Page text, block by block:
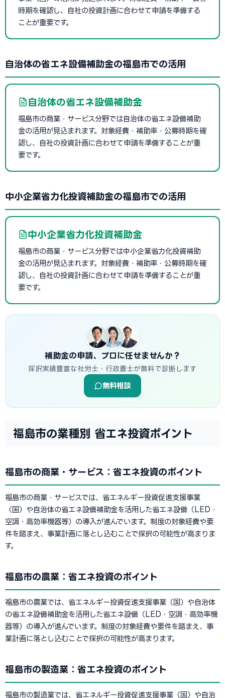
時期を確認し、自社の投資計画に合わせて申請を準備する
ことが重要です。
自治体の省エネ設備補助金の福島市での活用
自治体の省エネ設備補助金
福島市の商業・サービス分野では自治体の省エネ設備補助
金の活用が見込まれます。対象経費・補助率・公募時期を確
認し、自社の投資計画に合わせて申請を準備することが重
要です。
中小企業省力化投資補助金の福島市での活用
中小企業省力化投資補助金
福島市の商業・サービス分野では中小企業省力化投資補助
金の活用が見込まれます。対象経費・補助率・公募時期を確
認し、自社の投資計画に合わせて申請を準備することが重
要です。
補助金の申請、プロに任せませんか？
採択実績豊富な社労士・行政書士が無料で診断します
無料相談
福島市の業種別 省エネ投資ポイント
福島市の商業・サービス：省エネ投資のポイント
福島市の商業・サービスでは、省エネルギー投資促進支援事業
（国）や自治体の省エネ設備補助金を活用した省エネ設備（LED・
空調・高効率機器等）の導入が進んでいます。制度の対象経費や要
件を踏まえ、事業計画に落とし込むことで採択の可能性が高まりま
す。
福島市の農業：省エネ投資のポイント
福島市の農業では、省エネルギー投資促進支援事業（国）や自治体
の省エネ設備補助金を活用した省エネ設備（LED・空調・高効率機
器等）の導入が進んでいます。制度の対象経費や要件を踏まえ、事
業計画に落とし込むことで採択の可能性が高まります。
福島市の製造業：省エネ投資のポイント
福島市の製造業では、省エネルギー投資促進支援事業（国）や自治